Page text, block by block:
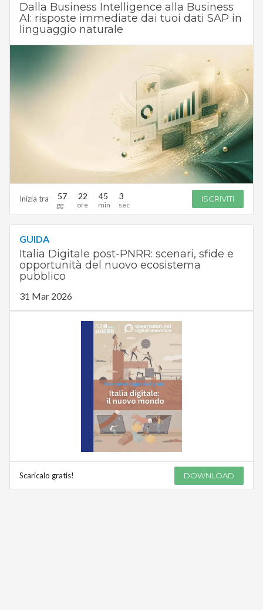
Dalla Business Intelligence alla Business
AI: risposte immediate dai tuoi dati SAP in
linguaggio naturale
Inizia tra 57 22 45 2 ISCRIVITI
GUIDA
Italia Digitale post-PNRR: scenari, sfide e
opportunità del nuovo ecosistema
pubblico
31 Mar 2026
Scaricalo gratis! DOWNLOAD